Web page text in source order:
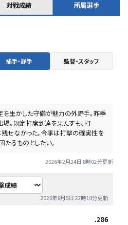
対戦成績 所属選手
捕手・野手 監督・スタッフ
生かした守備が魅力の外野手。昨季
。規定打席到達を果たすも、打
せなかった。今季は打撃の確実性を
たるものとしたい。
2026年2月24日 8時02分更新
2026年8月5日 22時10分更新
.286